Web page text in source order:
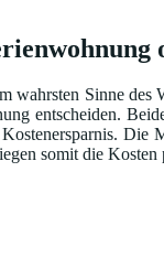
wahrsten Sinne
entscheiden.
Die
somit die Kosten